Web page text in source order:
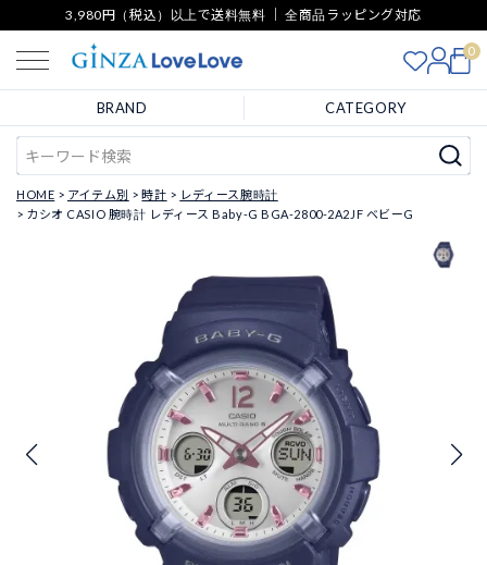
3,980円（税込）以上で送料無料 ｜ 全商品ラッピング対応
0
BRAND CATEGORY
HOME アイテム別 時計
レディース腕時計
カシオ CASIO 腕時計 レディース Baby-G BGA-2800-2A2JF ベビーG